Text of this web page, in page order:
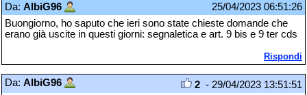
Da: AlbiG96
25/04/2023 06:51:26
Buongiorno, ho saputo che ieri sono state chieste domande che
erano già uscite in questi giorni: segnaletica e art. 9 bis e 9 ter cds
Rispondi
Da: AlbiG96 2 - 29/04/2023 13:51:51